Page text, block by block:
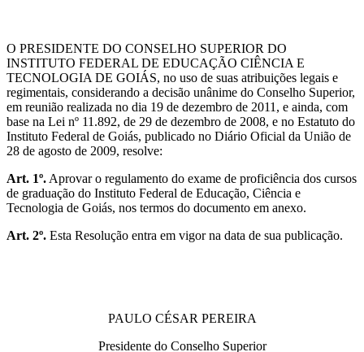
O PRESIDENTE DO CONSELHO SUPERIOR DO
INSTITUTO FEDERAL DE EDUCAÇÃO CIÊNCIA E
TECNOLOGIA DE GOIÁS, no uso de suas atribuições legais e
regimentais, considerando a decisão unânime do Conselho Superior,
em reunião realizada no dia 19 de dezembro de 2011, e ainda, com
base na Lei nº 11.892, de 29 de dezembro de 2008, e no Estatuto do
Instituto Federal de Goiás, publicado no Diário Oficial da União de
28 de agosto de 2009, resolve:
Art. 1º. Aprovar o regulamento do exame de proficiência dos cursos
de graduação do Instituto Federal de Educação, Ciência e
Tecnologia de Goiás, nos termos do documento em anexo.
Art. 2º. Esta Resolução entra em vigor na data de sua publicação.
PAULO CÉSAR PEREIRA
Presidente do Conselho Superior